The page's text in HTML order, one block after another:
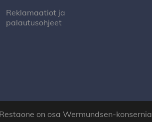
Reklamaatiot ja
palautusohjeet
on osa Wermundsen-konsernia